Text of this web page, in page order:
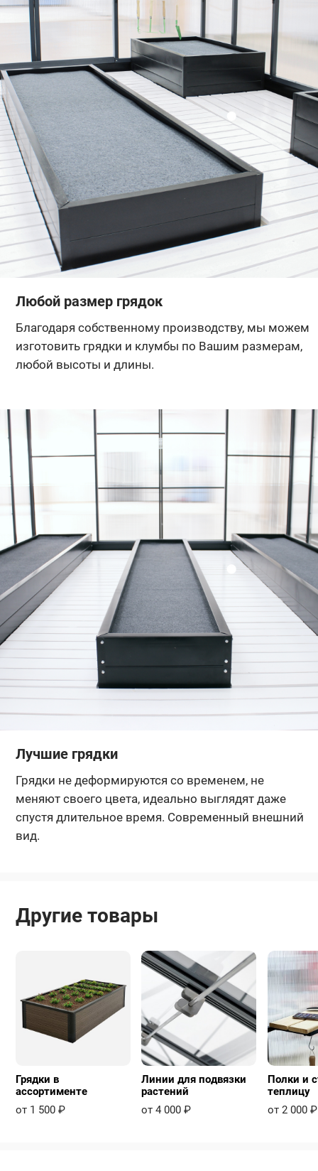
Любой размер грядок
Благодаря собственному производству, мы можем
изготовить грядки и клумбы по Вашим размерам,
любой высоты и длины.
Лучшие грядки
Грядки не деформируются со временем, не
меняют своего цвета, идеально выглядят даже
спустя длительное время. Современный внешний
вид.
Другие товары
Грядки в
ассортименте
от 1 500 ₽
Линии для подвязки
растений
от 4 000 ₽
Полки и
теплицу
от 2 000 ₽